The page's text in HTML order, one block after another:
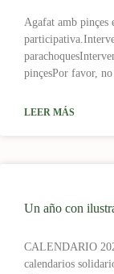
Agafat amb pinçes
pinçesPor favor,
LEER MÁS
Un año con
CALENDARIO
calendarios